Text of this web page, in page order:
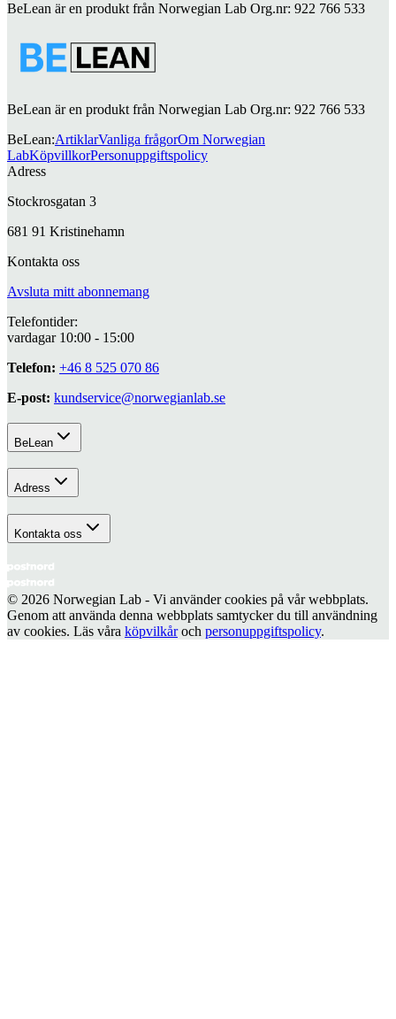
BeLean är en produkt från Norwegian Lab Org.nr: 922 766 533
BeLean är en produkt från Norwegian Lab Org.nr: 922 766 533
BeLean:ArtiklarVanliga frågorOm Norwegian
LabKöpvillkorPersonuppgiftspolicy
Adress
Stockrosgatan 3
681 91 Kristinehamn
Kontakta oss
Avsluta mitt abonnemang
Telefontider:
vardagar 10:00 - 15:00
Telefon: +46 8 525 070 86
E-post: kundservice@norwegianlab.se
BeLean
Adress
Kontakta oss
© 2026 Norwegian Lab - Vi använder cookies på vår webbplats.
Genom att använda denna webbplats samtycker du till användning
av cookies. Läs våra köpvilkåroch personuppgiftspolicy.